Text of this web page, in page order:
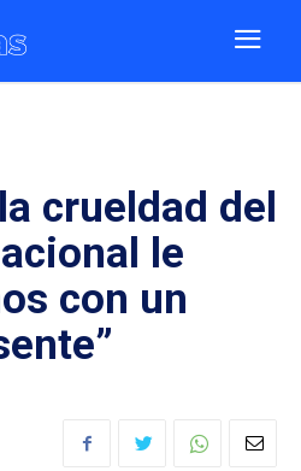
crueldad del
le
con un